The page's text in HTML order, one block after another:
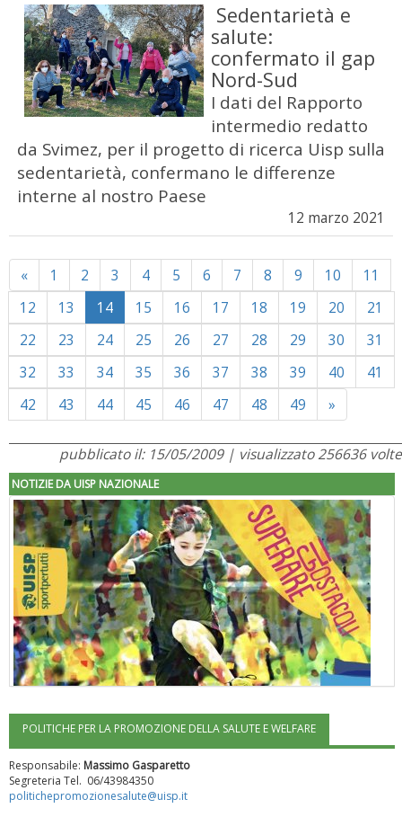
Sedentarietà e
salute:
confermato il gap
Nord-Sud
I dati del Rapporto
intermedio redatto
da Svimez, per il progetto di ricerca Uisp sulla
sedentarietà, confermano le differenze
interne al nostro Paese
12 marzo 2021
«Previous
1 2 3 4 5 6 7 8 9 10
11
12
13 14 15 16 17 18 19 20
21
22
23 24 25 26 27 28 29 30
31
32
33 34 35 36 37 38 39 40
41
42
43 44 45 46 47 48 49 »
pubblicato il: 15/05/2009 | visualizzato 256636 volte
NOTIZIE DA UISP NAZIONALE
"Superare gli ostacoli": la relazione di Tiziano Pesce al CN Uisp
POLITICHE PER LA PROMOZIONE DELLA SALUTE E WELFARE
Responsabile: Massimo Gasparetto
Segreteria Tel. 06/43984350
politichepromozionesalute@uisp.it